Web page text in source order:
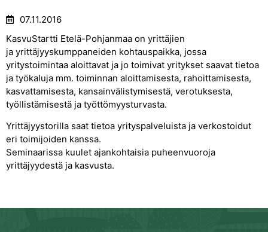
07.11.2016
KasvuStartti Etelä-Pohjanmaa on yrittäjien
ja yrittäjyyskumppaneiden kohtauspaikka, jossa
yritystoimintaa aloittavat ja jo toimivat yritykset saavat tietoa
ja työkaluja mm. toiminnan aloittamisesta, rahoittamisesta,
kasvattamisesta, kansainvälistymisestä, verotuksesta,
työllistämisestä ja työttömyysturvasta.
Yrittäjyystorilla saat tietoa yrityspalveluista ja verkostoidut
eri toimijoiden kanssa.
Seminaarissa kuulet ajankohtaisia puheenvuoroja
yrittäjyydestä ja kasvusta.